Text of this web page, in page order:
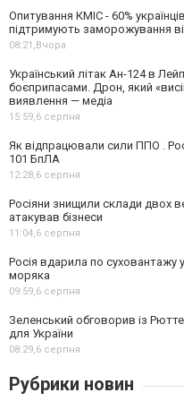
Опитування КМІС - 60%
підтримують заморожування
08:21, Вчора
Український літак Ан-124 в
боєприпасами. Дрон, який
виявлення — медіа
15:59,6 серпня
Як відпрацювали сили ППО .
101 БпЛА
12:28,6 серпня
Росіяни знищили склади двох
атакував бізнеси
11:04,6 серпня
Росія вдарила по суховантажу
моряка
09:59,6 серпня
Зеленський обговорив із
для України
08:29,6 серпня
Рубрики новин